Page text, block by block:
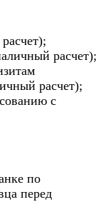
расчет);
расчет);
с
по
перед